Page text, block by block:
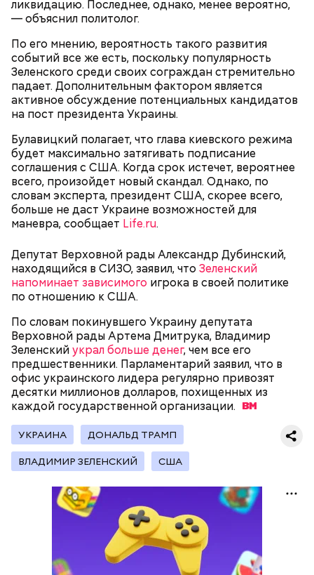
ликвидацию. Последнее, однако, менее вероятно,
— объяснил политолог.
По его мнению, вероятность такого развития
событий все же есть, поскольку популярность
Зеленского среди своих сограждан стремительно
падает. Дополнительным фактором является
активное обсуждение потенциальных кандидатов
на пост президента Украины.
Булавицкий полагает, что глава киевского режима
будет максимально затягивать подписание
соглашения с США. Когда срок истечет, вероятнее
всего, произойдет новый скандал. Однако, по
словам эксперта, президент США, скорее всего,
больше не даст Украине возможностей для
маневра, сообщает Life.ru.
Депутат Верховной рады Александр Дубинский,
находящийся в СИЗО, заявил, что Зеленский
напоминает зависимого игрока в своей политике
по отношению к США.
По словам покинувшего Украину депутата
Верховной рады Артема Дмитрука, Владимир
Зеленскийукрал больше денег, чем все его
предшественники. Парламентарий заявил, что в
офис украинского лидера регулярно привозят
десятки миллионов долларов, похищенных из
каждой государственнойорганизации.
УКРАИНА ДОНАЛЬД ТРАМП
ВЛАДИМИР ЗЕЛЕНСКИЙ США
Люсиль Рандон (118 лет)
Фото: public domain
Француженка Люсиль Рандон родилась 11 февраля
1904 года в городке Алес. Интересно, что у
долгожительницы была сестра-близнец, которая
умерла в 18-месячном возрасте. В 1916 году Рандон
работала гувернанткой в марсельской семье, а в
1920 году переехала в Версаль, где была на
протяжении 16 лет учителем в двух семьях. В 1923
году она стала послушницей в монастыре и спустя
20 лет приняла монашество в одном из парижских
монастырей.
переехать в дом престарелых. В 2021 году Рандон
бессимптомно и она смогла оправиться. 17 января
2023 года Люсиль Рандон умерла во сне, совсем
немного не дожив до 119 лет.
На протяжении всей истории человечества часто
возникали различные секты, которые оказывали
сильное влияние на общество. И если часть из этих